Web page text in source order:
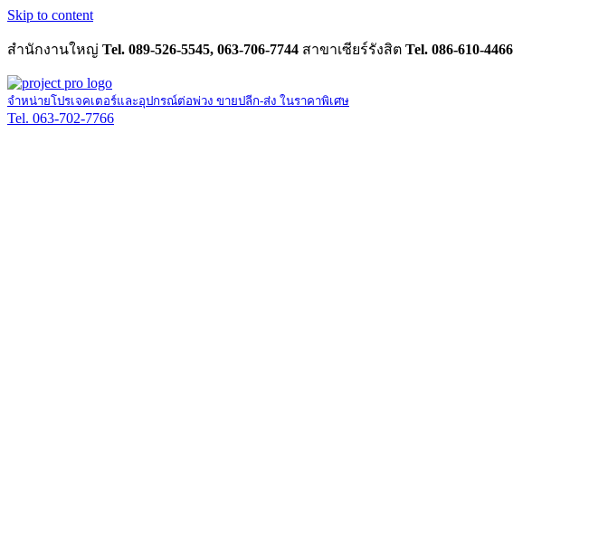
Skip to content
สำนักงานใหญ่ Tel. 089-526-5545, 063-706-7744 สาขาเซียร์รังสิต Tel. 086-610-4466
จำหน่ายโปรเจคเตอร์และอุปกรณ์ต่อพ่วง ขายปลีก-ส่ง ในราคาพิเศษ
Tel. 063-702-7766